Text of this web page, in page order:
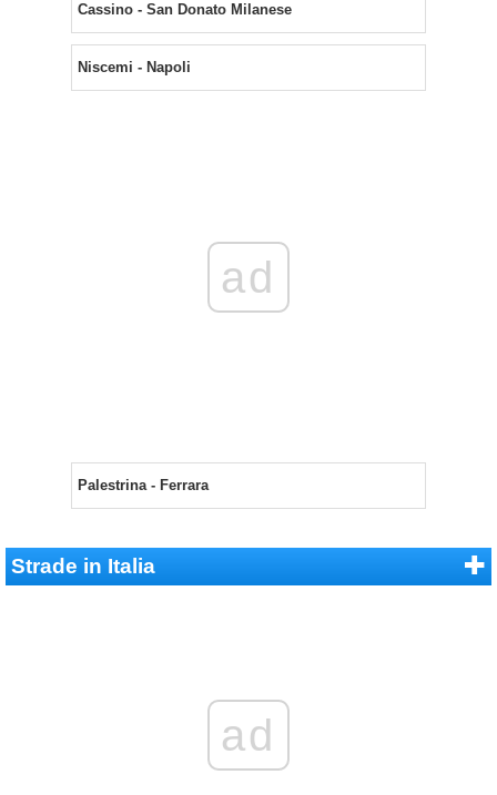
Cassino - San Donato Milanese
Niscemi - Napoli
ad
Palestrina - Ferrara
Strade in Italia
ad